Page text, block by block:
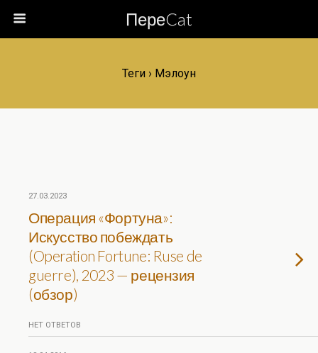
ПереCat
Теги › Мэлоун
27.03.2023
Операция «Фортуна»:
Искусство побеждать
(Operation Fortune: Ruse de
guerre), 2023 — рецензия
(обзор)
НЕТ ОТВЕТОВ